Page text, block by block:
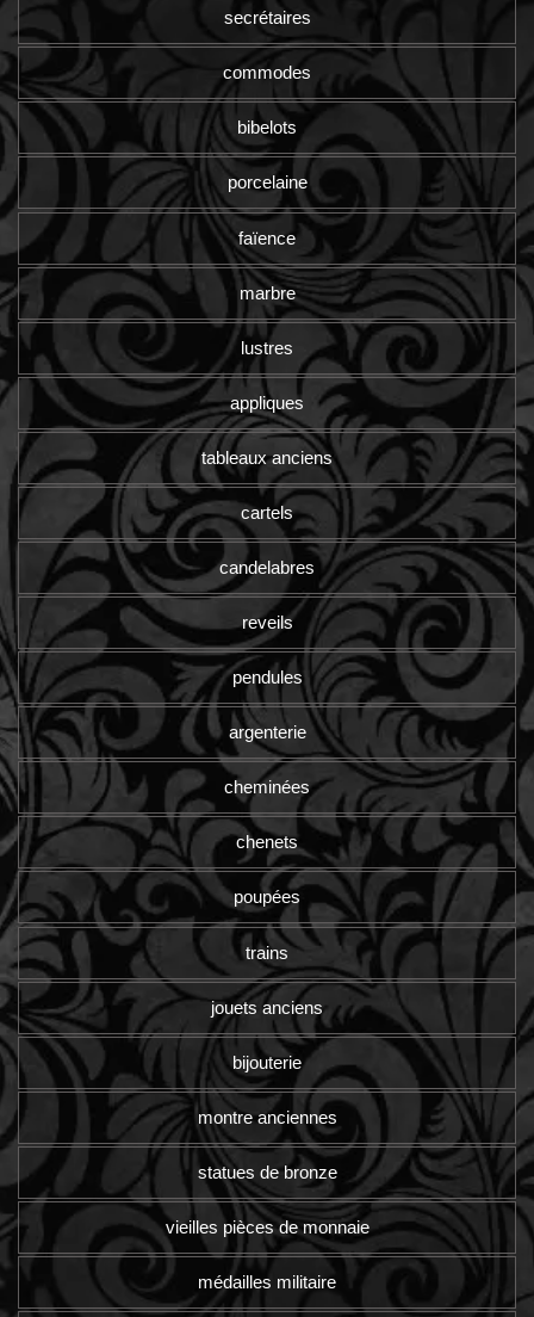
secrétaires
commodes
bibelots
porcelaine
faïence
marbre
lustres
appliques
tableaux anciens
cartels
candelabres
reveils
pendules
argenterie
cheminées
chenets
poupées
trains
jouets anciens
bijouterie
montre anciennes
statues de bronze
vieilles pièces de monnaie
médailles militaire